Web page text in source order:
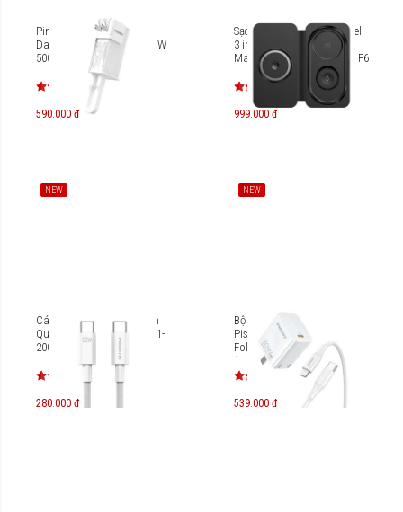
Pin dự phòng Pisen Quick
Dazzle High Power Box 20W
5000mAh TP-D109
590.000 đ
Sạc không dây Pisen Travel
3 in 1 Multifunctional
Magnetic Suction Wireless F6
999.000 đ
NEW
Cáp USB-C to USB-C Pisen
Quick - Vivid 60W 2m CC11-
2000
280.000 đ
NEW
Bộ sạc nhanh Lightning
Pisen Quick PD30W GaN
Folding CL1200 TS-C179
(Lightning)
539.000 đ